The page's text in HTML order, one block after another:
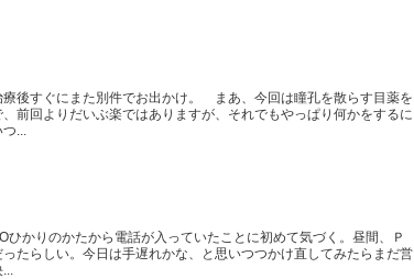
療後すぐにまた別件でお出かけ。 まあ、今回は瞳孔を散らす目薬を
前回よりだいぶ楽ではありますが、それでもやっぱり何かをするに
...
かりのかたから電話が入っていたことに初めて気づく。昼間、Ｐ
たらしい。今日は手遅れかな、と思いつつかけ直してみたらまだ営
...